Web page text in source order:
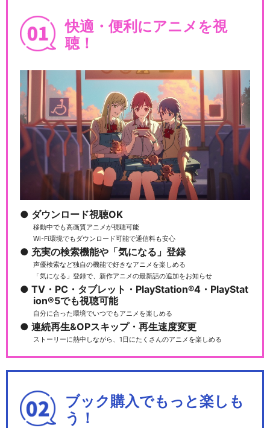
快適・便利にアニメを視
聴！
ダウンロード視聴OK
移動中でも高画質アニメが視聴可能
Wi-Fi環境でもダウンロード可能で通信料も安心
充実の検索機能や「気になる」登録
声優検索など独自の機能で好きなアニメを楽しめる
「気になる」登録で、新作アニメの最新話の追加をお知らせ
TV・PC・タブレット・PlayStation®4・PlayStat
ion®5でも視聴可能
自分に合った環境でいつでもアニメを楽しめる
連続再生&OPスキップ・再生速度変更
ストーリーに熱中しながら、1日にたくさんのアニメを楽しめる
ブック購入でもっと楽しも
う！